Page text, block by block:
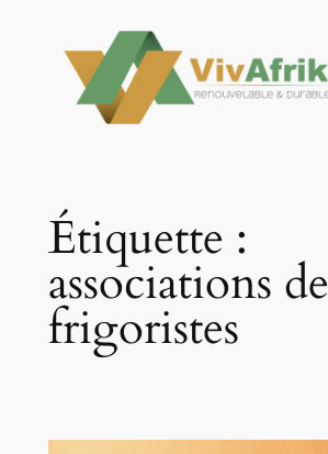
contenu
Étiquette :
associations de
frigoristes